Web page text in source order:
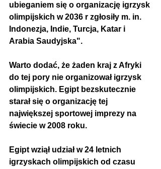
ubieganiem się o organizację igrzysk
olimpijskich w 2036 r zgłosiły m. in.
Indonezja, Indie, Turcja, Katar i
Arabia Saudyjska".
Warto dodać, że żaden kraj z Afryki
do tej pory nie organizował igrzysk
olimpijskich. Egipt bezskutecznie
starał się o organizację tej
największej sportowej imprezy na
świecie w 2008 roku.
Egipt wziął udział w 24 letnich
igrzyskach olimpijskich od czasu